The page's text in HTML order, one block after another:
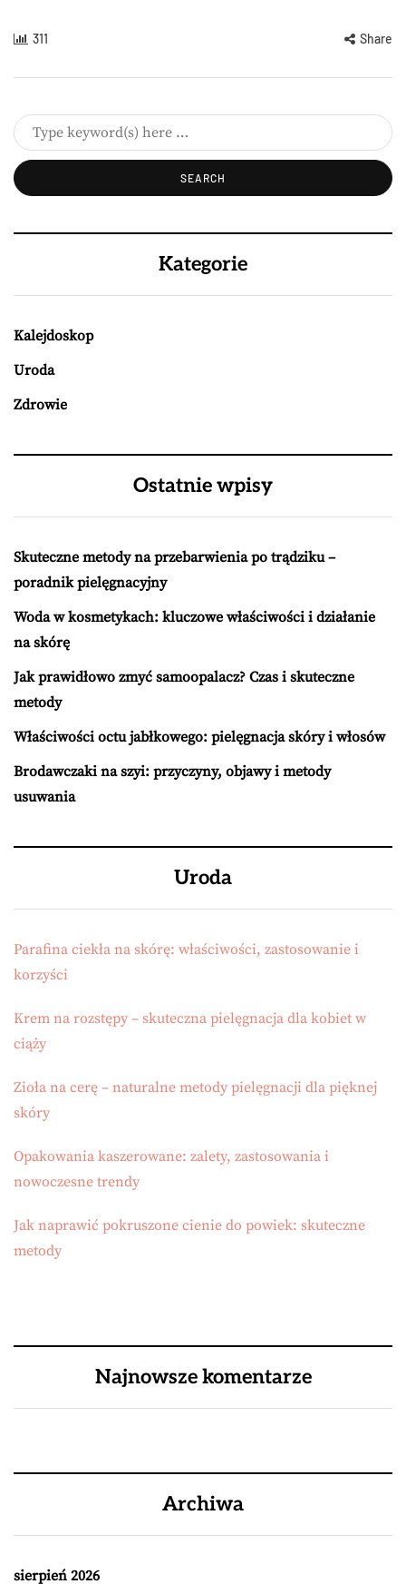
311 Share
Kategorie
Kalejdoskop
Uroda
Zdrowie
Ostatnie wpisy
Skuteczne metody na przebarwienia po trądziku –
poradnik pielęgnacyjny
Woda w kosmetykach: kluczowe właściwości i działanie
na skórę
Jak prawidłowo zmyć samoopalacz? Czas i skuteczne
metody
Właściwości octu jabłkowego: pielęgnacja skóry i włosów
Brodawczaki na szyi: przyczyny, objawy i metody
usuwania
Uroda
Parafina ciekła na skórę: właściwości, zastosowanie i
korzyści
Krem na rozstępy – skuteczna pielęgnacja dla kobiet w
ciąży
Zioła na cerę – naturalne metody pielęgnacji dla pięknej
skóry
Opakowania kaszerowane: zalety, zastosowania i
nowoczesne trendy
Jak naprawić pokruszone cienie do powiek: skuteczne
metody
Najnowsze komentarze
Archiwa
sierpień 2026